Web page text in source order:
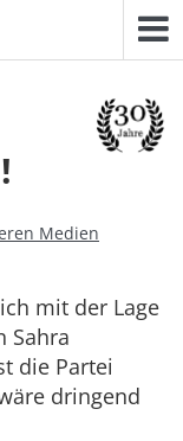
Medien
mit der Lage
Sahra
die Partei
dringend